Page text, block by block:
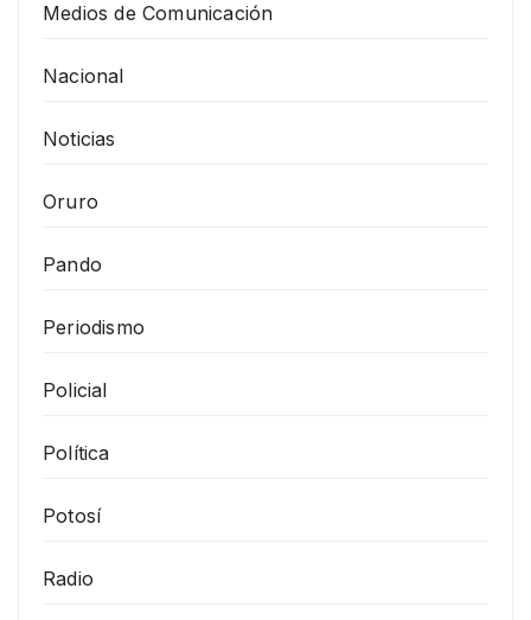
Medios de Comunicación
Nacional
Noticias
Oruro
Pando
Periodismo
Policial
Política
Potosí
Radio